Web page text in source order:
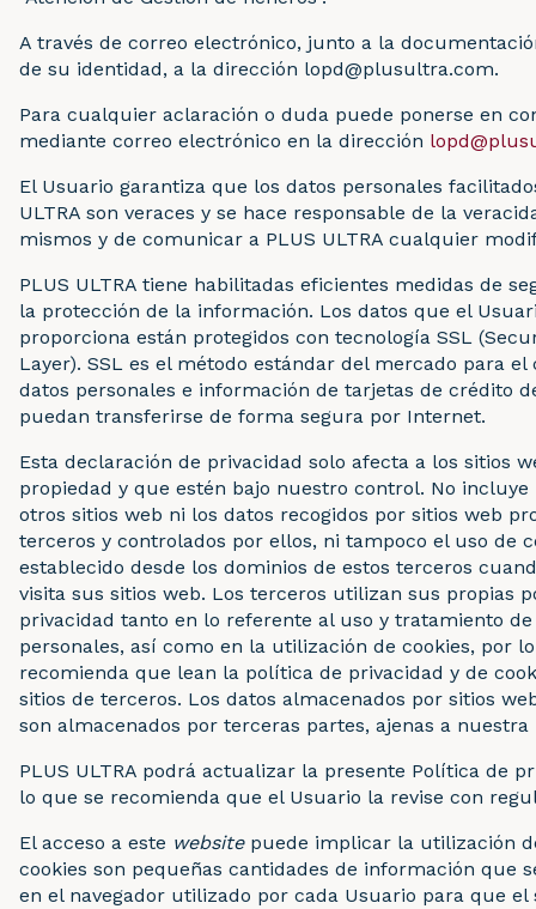
A través de correo electrónico, junto a la
de su identidad, a la dirección lopd@plusultra.com.
Para cualquier aclaración o duda puede ponerse en
mediante correo electrónico en la dirección
El Usuario garantiza que los datos personales
ULTRA son veraces y se hace responsable de la
mismos y de comunicar a PLUS ULTRA cualquier
PLUS ULTRA tiene habilitadas eficientes medidas de
la protección de la información. Los datos que el
proporciona están protegidos con tecnología SSL
Layer). SSL es el método estándar del mercado para el
datos personales e información de tarjetas de crédito
puedan transferirse de forma segura por Internet.
Esta declaración de privacidad solo afecta a los sitios
propiedad y que estén bajo nuestro control. No incluye
otros sitios web ni los datos recogidos por sitios web
terceros y controlados por ellos, ni tampoco el uso de
establecido desde los dominios de estos terceros
visita sus sitios web. Los terceros utilizan sus propias
privacidad tanto en lo referente al uso y tratamiento de
personales, así como en la utilización de cookies, por
recomienda que lean la política de privacidad y de
sitios de terceros. Los datos almacenados por sitios
son almacenados por terceras partes, ajenas a nuestra
PLUS ULTRA podrá actualizar la presente Política de
lo que se recomienda que el Usuario la revise con
El acceso a este websitepuede implicar la utilización
cookies son pequeñas cantidades de información que
en el navegador utilizado por cada Usuario para que el